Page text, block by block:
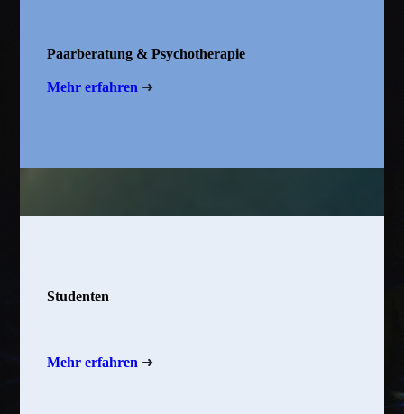
Paarberatung & Psychotherapie
Mehr erfahren ➜
Studenten
Mehr erfahren ➜